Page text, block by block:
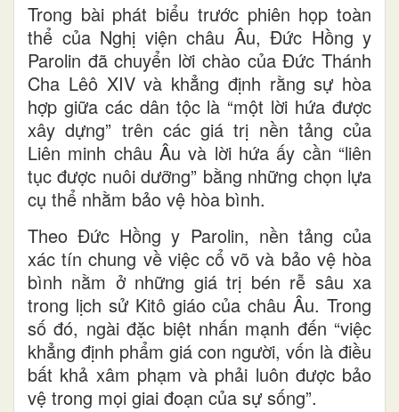
Trong bài phát biểu trước phiên họp toàn
thể của Nghị viện châu Âu, Đức Hồng y
Parolin đã chuyển lời chào của Đức Thánh
Cha Lêô XIV và khẳng định rằng sự hòa
hợp giữa các dân tộc là “một lời hứa được
xây dựng” trên các giá trị nền tảng của
Liên minh châu Âu và lời hứa ấy cần “liên
tục được nuôi dưỡng” bằng những chọn lựa
cụ thể nhằm bảo vệ hòa bình.
Theo Đức Hồng y Parolin, nền tảng của
xác tín chung về việc cổ võ và bảo vệ hòa
bình nằm ở những giá trị bén rễ sâu xa
trong lịch sử Kitô giáo của châu Âu. Trong
số đó, ngài đặc biệt nhấn mạnh đến “việc
khẳng định phẩm giá con người, vốn là điều
bất khả xâm phạm và phải luôn được bảo
vệ trong mọi giai đoạn của sự sống”.